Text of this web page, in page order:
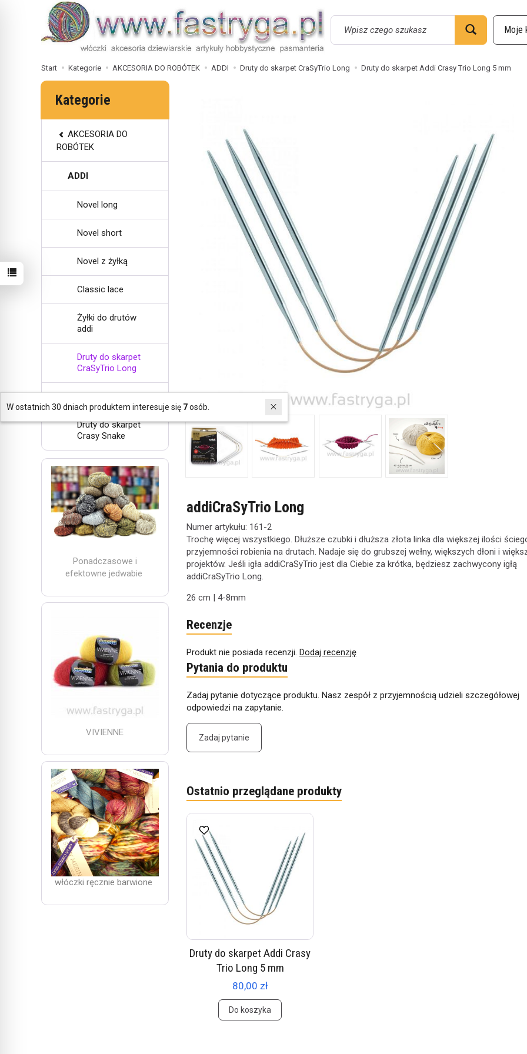
Wyszukaj
Start Kategorie AKCESORIA DO ROBÓTEK ADDI Druty do skarpet CraSyTrio Long Druty do skarpet Addi Crasy Trio Long 5 mm
addiCraSyTrio Long
Numer artykułu: 161-2
Trochę więcej wszystkiego. Dłuższe czubki i dłuższa złota linka dla większej ilości
przyjemności robienia na drutach. Nadaje się do grubszej wełny, większych dłoni i
projektów. Jeśli igła addiCraSyTrio jest dla Ciebie za krótka, będziesz zachwycony igłą
addiCraSyTrio Long.
26 cm | 4-8mm
Recenzje
Produkt nie posiada recenzji. Dodaj recenzję
Pytania do produktu
Zadaj pytanie dotyczące produktu. Nasz zespół z przyjemnością udzieli szczegółowej
odpowiedzi na zapytanie.
Zadaj pytanie
Ostatnio przeglądane produkty
Druty do skarpet Addi Crasy
Trio Long 5 mm
80,00 zł
Do koszyka
W ostatnich 30 dniach produktem interesuje się 7osób.
Kategorie
AKCESORIA DO
ROBÓTEK
ADDI
Novel long
Novel short
Novel z żyłką
Classic lace
Żyłki do drutów
addi
Druty do skarpet
CraSyTrio Long
Druty do skarpet
Crasy Snake
Ponadczasowe i
efektowne jedwabie
VIVIENNE
włóczki ręcznie barwione